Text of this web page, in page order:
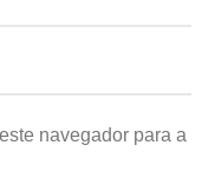
navegador para a